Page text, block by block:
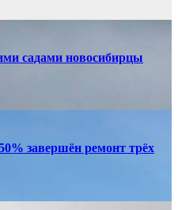
садами новосибирцы
завершён ремонт трёх